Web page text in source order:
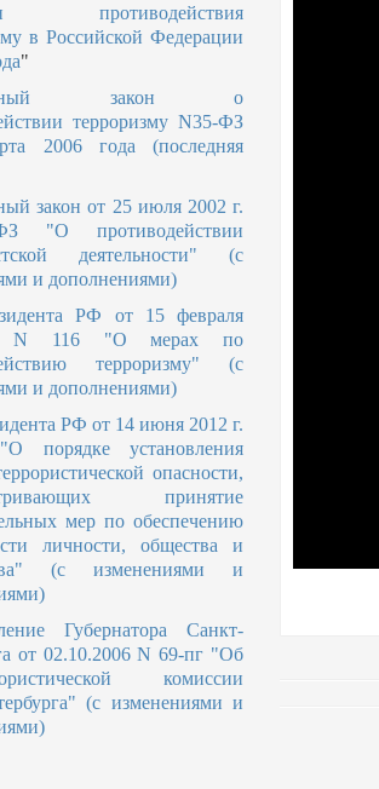
противодействия
в Российской Федерации
"
закон о
терроризму N35-ФЗ
2006 года (последняя
закон от 25 июля 2002 г.
"О противодействии
деятельности" (с
и дополнениями)
РФ от 15 февраля
N 116 "О мерах по
терроризму" (с
и дополнениями)
РФ от 14 июня 2012 г.
порядке установления
опасности,
принятие
мер по обеспечению
личности, общества и
(с изменениями и
Губернатора Санкт-
от 02.10.2006 N 69-пг "Об
комиссии
(с изменениями и